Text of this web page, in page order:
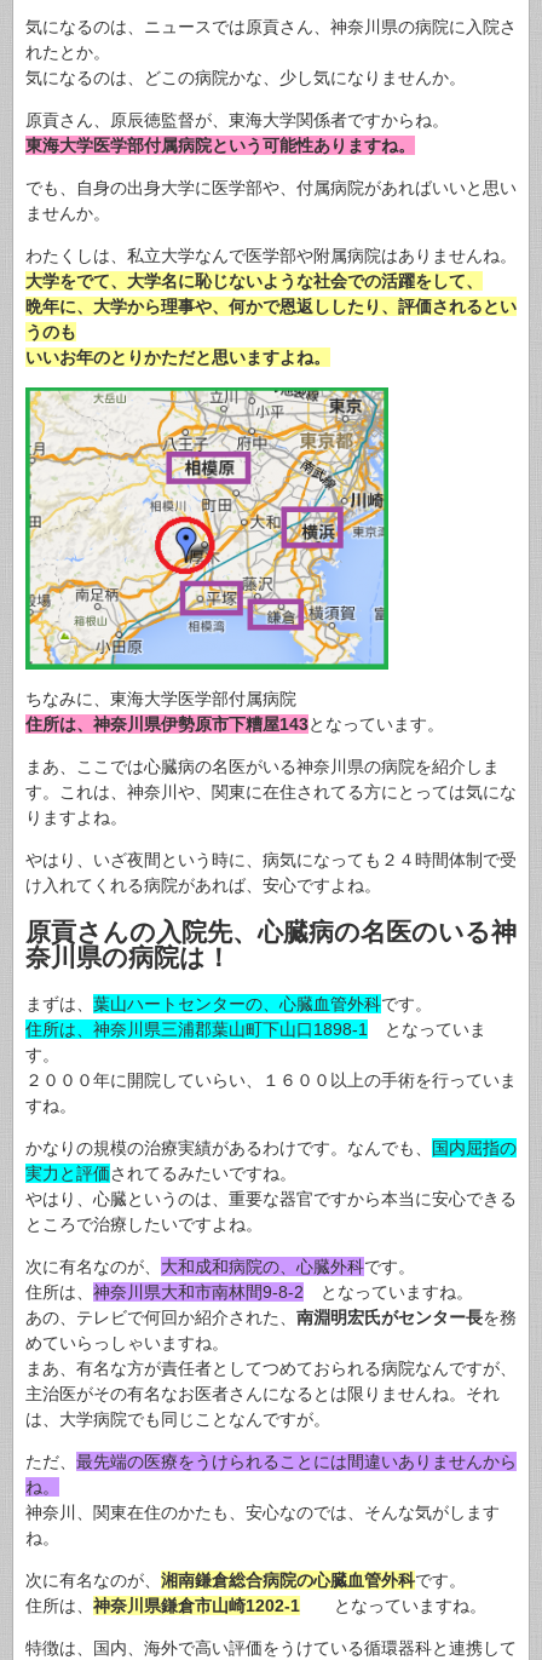
気になるのは、ニュースでは原貢さん、神奈川県の病院に入院さ
れたとか。
気になるのは、どこの病院かな、少し気になりませんか。
原貢さん、原辰徳監督が、東海大学関係者ですからね。
東海大学医学部付属病院という可能性ありますね。
でも、自身の出身大学に医学部や、付属病院があればいいと思い
ませんか。
わたくしは、私立大学なんで医学部や附属病院はありませんね。
大学をでて、大学名に恥じないような社会での活躍をして、
晩年に、大学から理事や、何かで恩返ししたり、評価されるとい
うのも
いいお年のとりかただと思いますよね。
ちなみに、東海大学医学部付属病院
住所は、神奈川県伊勢原市下糟屋143となっています。
まあ、ここでは心臓病の名医がいる神奈川県の病院を紹介しま
す。これは、神奈川や、関東に在住されてる方にとっては気にな
りますよね。
やはり、いざ夜間という時に、病気になっても２４時間体制で受
け入れてくれる病院があれば、安心ですよね。
原貢さんの入院先、心臓病の名医のいる神
奈川県の病院は！
まずは、 葉山ハートセンターの、心臓血管外科です。
住所は、神奈川県三浦郡葉山町下山口1898-1
となっていま
す。
２０００年に開院していらい、１６００以上の手術を行っていま
すね。
かなりの規模の治療実績があるわけです。なんでも、 国内屈指の
実力と評価されてるみたいですね。
やはり、心臓というのは、重要な器官ですから本当に安心できる
ところで治療したいですよね。
次に有名なのが、 大和成和病院の、心臓外科です。
住所は、 神奈川県大和市南林間9-8-2 となっていますね。
あの、テレビで何回か紹介された、 南淵明宏氏がセンター長を務
めていらっしゃいますね。
まあ、有名な方が責任者としてつめておられる病院なんですが、
主治医がその有名なお医者さんになるとは限りませんね。それ
は、大学病院でも同じことなんですが。
ただ、 最先端の医療をうけられることには間違いありませんから
ね。
神奈川、関東在住のかたも、安心なのでは、そんな気がします
ね。
次に有名なのが、 湘南鎌倉総合病院の心臓血管外科です。
住所は、 神奈川県鎌倉市山崎1202-1 となっていますね。
特徴は、国内、海外で高い評価をうけている循環器科と連携して